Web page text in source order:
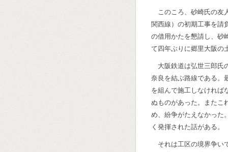
このころ、砂崎氏の友
関西線）の初期工事を請
の借用かたを懇請し、砂
て四年ぶりに郷里大阪の
大阪鉄道は弘世三郎氏
奈良を結ぶ路線である。
を組んで施工しなければ
ぬものがあった。またこ
め、紛争がたえなかった
く発揮された話がある。
それは工区の境界争い